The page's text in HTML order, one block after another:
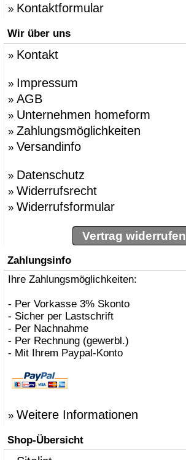
» Kontaktformular
Wir über uns
» Kontakt
» Impressum
» AGB
» Unternehmen homeform
» Zahlungsmöglichkeiten
» Versandinfo
» Datenschutz
» Widerrufsrecht
» Widerrufsformular
Vertrag widerrufen
Zahlungsinfo
Ihre Zahlungsmöglichkeiten:
- Per Vorkasse 3% Skonto
- Sicher per Lastschrift
- Per Nachnahme
- Per Rechnung (gewerbl.)
- Mit Ihrem Paypal-Konto
» Weitere Informationen
Shop-Übersicht